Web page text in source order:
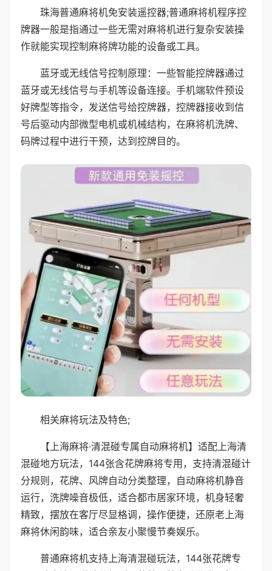
珠海普通麻将机免安装遥控器;普通麻将机程序控
牌器一般是指通过一些无需对麻将机进行复杂安装操
作就能实现控制麻将牌功能的设备或工具。
蓝牙或无线信号控制原理：一些智能控牌器通过
蓝牙或无线信号与手机等设备连接。手机端软件预设
好牌型等指令，发送信号给控牌器，控牌器接收到信
号后驱动内部微型电机或机械结构，在麻将机洗牌、
码牌过程中进行干预，达到控牌目的。
相关麻将玩法及特色;
【上海麻将·清混碰专属自动麻将机】适配上海清
混碰地方玩法，144张含花牌麻将专用，支持清混碰计
分规则，花牌、风牌自动分类整理，自动麻将机静音
运行，洗牌噪音极低，适合都市居家环境，机身轻奢
精致，摆放在客厅尽显格调，操作便捷，还原老上海
麻将休闲韵味，适合亲友小聚慢节奏娱乐。
普通麻将机支持上海清混碰玩法，144张花牌专